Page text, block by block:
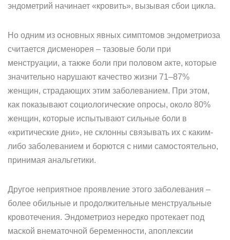
эндометрий начинает «кровить», вызывая сбои цикла.
Но одним из основных явных симптомов эндометриоза
считается дисменорея – тазовые боли при
менструации, а также боли при половом акте, которые
значительно нарушают качество жизни 71–87%
женщин, страдающих этим заболеванием. При этом,
как показывают социологические опросы, около 80%
женщин, которые испытывают сильные боли в
«критические дни», не склонны связывать их с каким-
либо заболеванием и борются с ними самостоятельно,
принимая анальгетики.
Другое неприятное проявление этого заболевания –
более обильные и продолжительные менструальные
кровотечения. Эндометриоз нередко протекает под
маской внематочной беременности, апоплексии